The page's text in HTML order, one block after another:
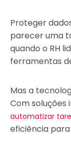
Proteger
parecer uma
quando o RH
ferramentas
Mas a
Com soluções
automatizar
eficiência